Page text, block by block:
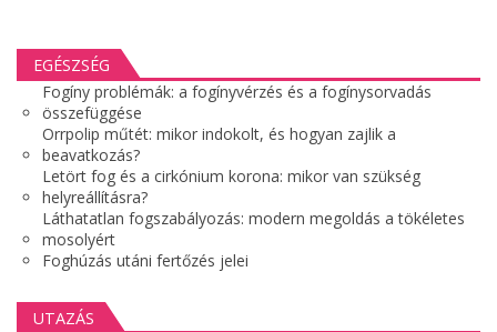
EGÉSZSÉG
Fogíny problémák: a fogínyvérzés és a fogínysorvadás
összefüggése
Orrpolip műtét: mikor indokolt, és hogyan zajlik a
beavatkozás?
Letört fog és a cirkónium korona: mikor van szükség
helyreállításra?
Láthatatlan fogszabályozás: modern megoldás a tökéletes
mosolyért
Foghúzás utáni fertőzés jelei
UTAZÁS